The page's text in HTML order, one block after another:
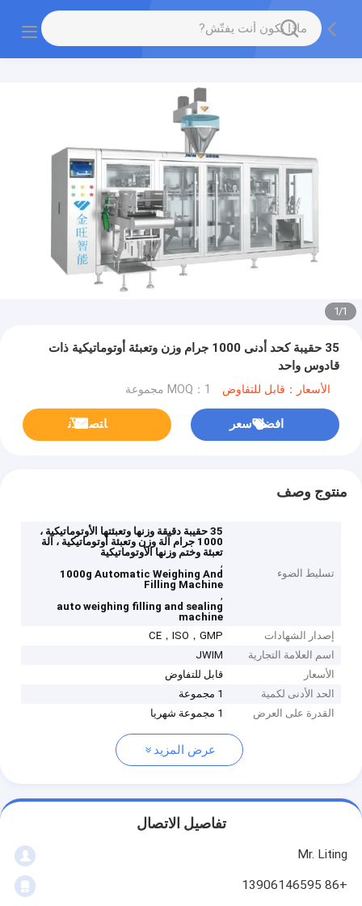
1
/
1
35 حقيبة كحد أدنى 1000 جرام وزن وتعبئة أوتوماتيكية ذات
قادوس واحد
الأسعار：قابل للتفاوض MOQ：1 مجموعة
افضل سعر ﺎﺘﺼﻟ ﺍﻶﻧ
منتوج وصف
تسليط الضوء
35 حقيبة دقيقة وزنها وتعبئتها الأوتوماتيكية ،
1000 جرام آلة وزن وتعبئة أوتوماتيكية ، آلة
تعبئة وختم وزنها الأوتوماتيكية
,
1000g Automatic Weighing And
Filling Machine
,
auto weighing filling and sealing
machine
إصدار الشهادات
CE，ISO，GMP
اسم العلامة التجارية
JWIM
الأسعار
قابل للتفاوض
الحد الأدنى لكمية
1 مجموعة
القدرة على العرض
1 مجموعة شهريا
عرض المزيد
تفاصيل الاتصال
Mr. Liting
+86 13906146595